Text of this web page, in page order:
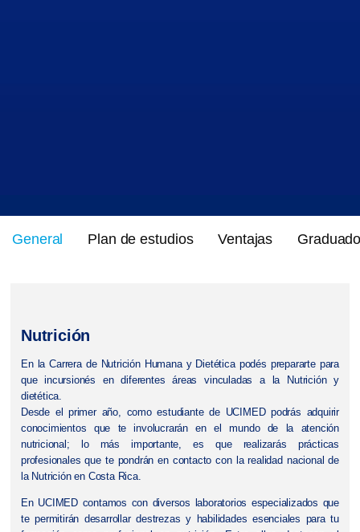
General Plan de estudios Ventajas
Nutrición
En la Carrera de Nutrición Humana y Dietética podés prepararte para
que incursionés en diferentes áreas vinculadas a la Nutrición y
dietética.
Desde el primer año, como estudiante de UCIMED podrás adquirir
conocimientos que te involucrarán en el mundo de la atención
nutricional; lo más importante, es que realizarás prácticas
profesionales que te pondrán en contacto con la realidad nacional de
la Nutrición en Costa Rica.
En UCIMED contamos con diversos laboratorios especializados que
te permitirán desarrollar destrezas y habilidades esenciales para tu